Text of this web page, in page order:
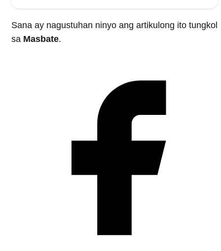
Sana ay nagustuhan ninyo ang artikulong ito tungkol
sa Masbate.